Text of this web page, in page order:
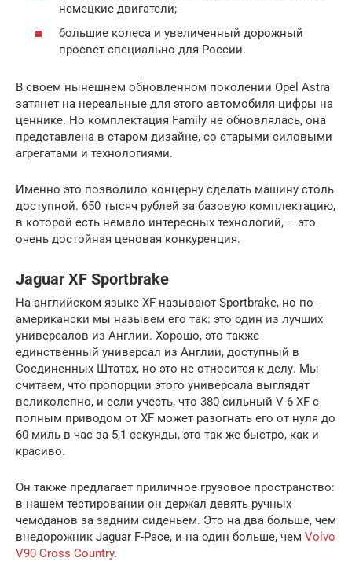
немецкие двигатели;
большие колеса и увеличенный дорожный
просвет специально для России.
В своем нынешнем обновленном поколении Opel Astra
затянет на нереальные для этого автомобиля цифры на
ценнике. Но комплектация Family не обновлялась, она
представлена в старом дизайне, со старыми силовыми
агрегатами и технологиями.
Именно это позволило концерну сделать машину столь
доступной. 650 тысяч рублей за базовую комплектацию,
в которой есть немало интересных технологий, – это
очень достойная ценовая конкуренция.
Jaguar XF Sportbrake
На английском языке XF называют Sportbrake, но по-
американски мы назывем его так: это один из лучших
универсалов из Англии. Хорошо, это также
единственный универсал из Англии, доступный в
Соединенных Штатах, но это не относится к делу. Мы
считаем, что пропорции этого универсала выглядят
великолепно, и если учесть, что 380-сильный V-6 XF с
полным приводом от XF может разогнать его от нуля до
60 миль в час за 5,1 секунды, это так же быстро, как и
красиво.
Он также предлагает приличное грузовое пространство:
в нашем тестировании он держал девять ручных
чемоданов за задним сиденьем. Это на два больше, чем
внедорожник Jaguar F-Pace, и на один больше, чем Volvo
V90 Cross Country.